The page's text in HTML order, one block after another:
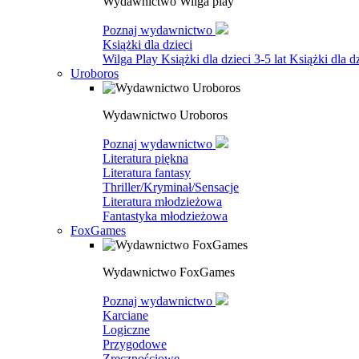
Poznaj wydawnictwo
Książki dla dzieci
Wilga Play Książki dla dzieci 3-5 lat Książki dla
Uroboros
Wydawnictwo Uroboros
Poznaj wydawnictwo
Literatura piękna
Literatura fantasy
Thriller/Kryminał/Sensacje
Literatura młodzieżowa
Fantastyka młodzieżowa
FoxGames
Wydawnictwo FoxGames
Poznaj wydawnictwo
Karciane
Logiczne
Przygodowe